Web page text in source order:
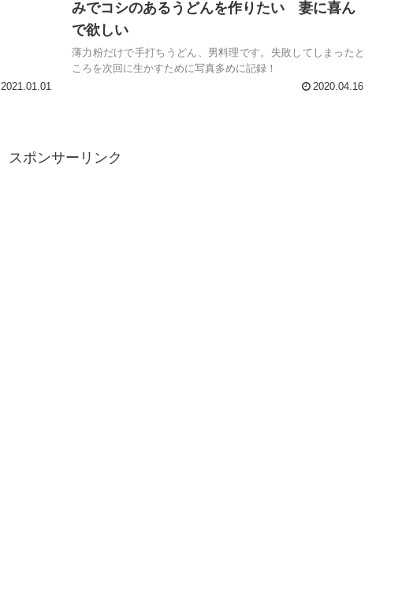
2021.01.01
みでコシのあるうどんを作りたい 妻に喜ん
で欲しい
薄力粉だけで手打ちうどん、男料理です。失敗してしまったと
ころを次回に生かすために写真多めに記録！
2020.04.16
スポンサーリンク